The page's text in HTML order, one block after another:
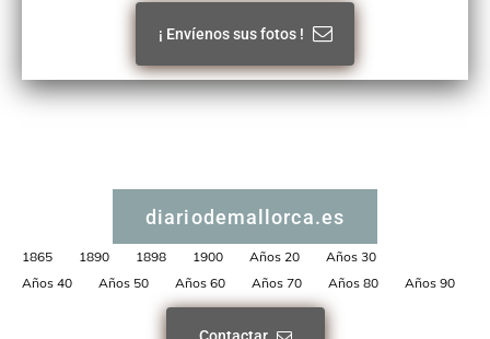
¡ Envíenos sus fotos !
diariodemallorca.es
1865 1890 1898 1900 Años 20
Años 30
Años 40
Años 50 Años 60 Años 70 Años 80 Años 90